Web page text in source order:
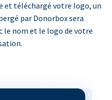
et téléchargé votre logo, un
par Donorbox sera
le nom et le logo de votre